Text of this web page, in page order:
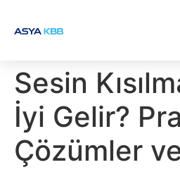
Sesin
İyi Gelir?
Çözümler